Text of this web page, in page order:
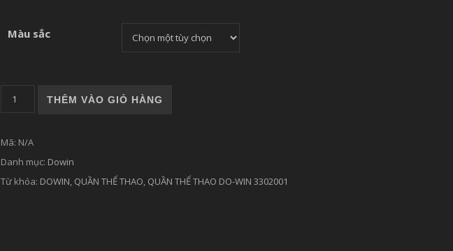
Màu sắc
QUẦN THỂ THAO DO-WIN 3302001 số lượng
THÊM VÀO GIỎ HÀNG
Mã: N/A
Danh mục: Dowin
Từ khóa: DOWIN, QUẦN THỂ THAO, QUẦN THỂ THAO DO-WIN 3302001